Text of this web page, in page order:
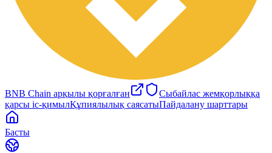
BNB Chain арқылы қорғалған
Сыбайлас жемқорлыққа
қарсы іс-қимылҚұпиялылық саясатыПайдалану шарттары
Басты